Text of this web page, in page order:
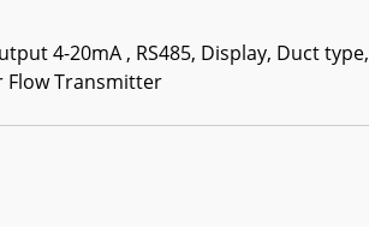
4-20mA , RS485, Display, Duct type,
Flow Transmitter